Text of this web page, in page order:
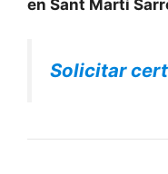
en Sant Martí
Solicitar